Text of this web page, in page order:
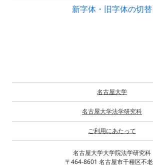
新字体・旧字体の切替
名古屋大学
名古屋大学法学研究科
ご利用にあたって
名古屋大学大学院法学研究科
〒464-8601 名古屋市千種区不